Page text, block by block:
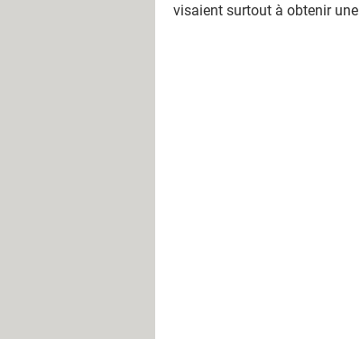
visaient surtout à obtenir